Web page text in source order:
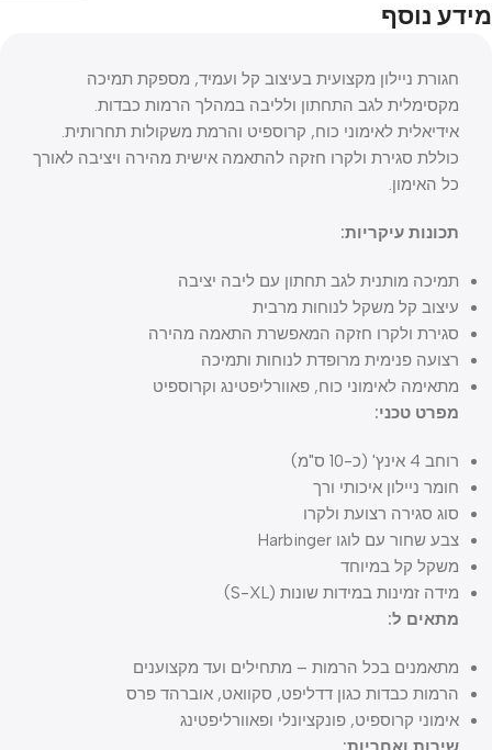
מידע נוסף
חגורת ניילון מקצועית בעיצוב קל ועמיד, מספקת תמיכה
מקסימלית לגב התחתון ולליבה במהלך הרמות כבדות.
אידיאלית לאימוני כוח, קרוספיט והרמת משקולות תחרותית.
כוללת סגירת ולקרו חזקה להתאמה אישית מהירה ויציבה לאורך
כל האימון.
תכונות עיקריות:
תמיכה מותנית לגב תחתון עם ליבה יציבה
עיצוב קל משקל לנוחות מרבית
סגירת ולקרו חזקה המאפשרת התאמה מהירה
רצועה פנימית מרופדת לנוחות ותמיכה
מתאימה לאימוני כוח, פאוורליפטינג וקרוספיט
מפרט טכני:
רוחב 4 אינץ' (כ-10 ס"מ)
חומר ניילון איכותי ורך
סוג סגירה רצועת ולקרו
צבע שחור עם לוגו Harbinger
משקל קל במיוחד
מידה זמינות במידות שונות (S-XL)
מתאים ל:
מתאמנים בכל הרמות – מתחילים ועד מקצוענים
הרמות כבדות כגון דדליפט, סקוואט, אוברהד פרס
אימוני קרוספיט, פונקציונלי ופאוורליפטינג